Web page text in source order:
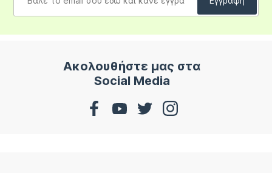
Ακολουθήστε μας στα
Social Media